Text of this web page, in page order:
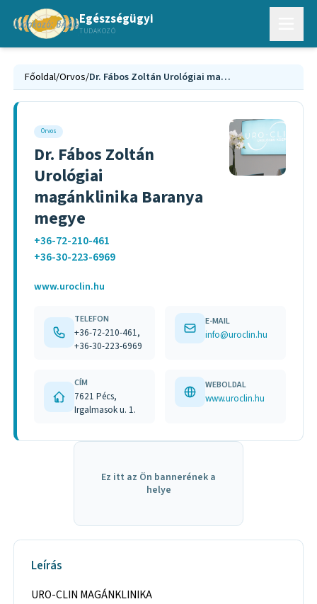
Egészségügyi
TUDAKOZÓ
Főoldal/Orvos/ Dr. Fábos Zoltán Urológiai magánklinika Baranya megye
Orvos
Dr. Fábos Zoltán
Urológiai
magánklinika Baranya
megye
+36-72-210-461
+36-30-223-6969
www.uroclin.hu
TELEFON
+36-72-210-461,
+36-30-223-6969
E-MAIL
info@uroclin.hu
CÍM
7621 Pécs,
Irgalmasok u. 1.
WEBOLDAL
www.uroclin.hu
Ez itt az Ön bannerének a
helye
Leírás
URO-CLIN MAGÁNKLINIKA